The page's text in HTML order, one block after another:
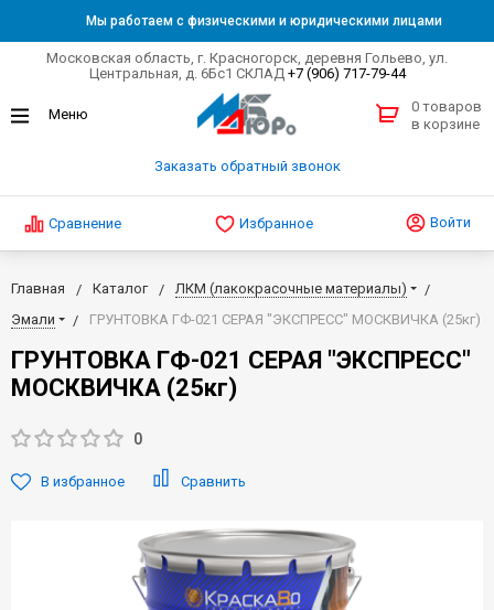
Мы работаем с физическими и юридическими лицами
Московская область, г. Красногорск, деревня Гольево, ул.
Центральная, д. 6Бс1 СКЛАД +7 (906) 717-79-44
Заказать обратный звонок
0 товаров
в корзине
Сравнение Избранное Войти
Главная Каталог
ЛКМ (лакокрасочные материалы)
Эмали
ГРУНТОВКА ГФ-021 СЕРАЯ "ЭКСПРЕСС" МОСКВИЧКА (25кг)
ГРУНТОВКА ГФ-021 СЕРАЯ "ЭКСПРЕСС"
МОСКВИЧКА (25кг)
0
В избранное Сравнить